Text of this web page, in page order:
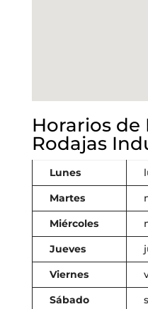
Horarios de
Rodajas
Lunes
Martes
Miércoles
Jueves
Viernes
Sábado